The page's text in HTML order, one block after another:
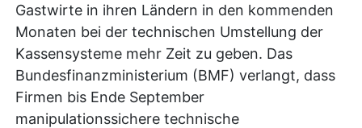
Gastwirte in ihren Ländern in den kommenden
Monaten bei der technischen Umstellung der
Kassensysteme mehr Zeit zu geben. Das
Bundesfinanzministerium (BMF) verlangt, dass
Firmen bis Ende September
manipulationssichere technische